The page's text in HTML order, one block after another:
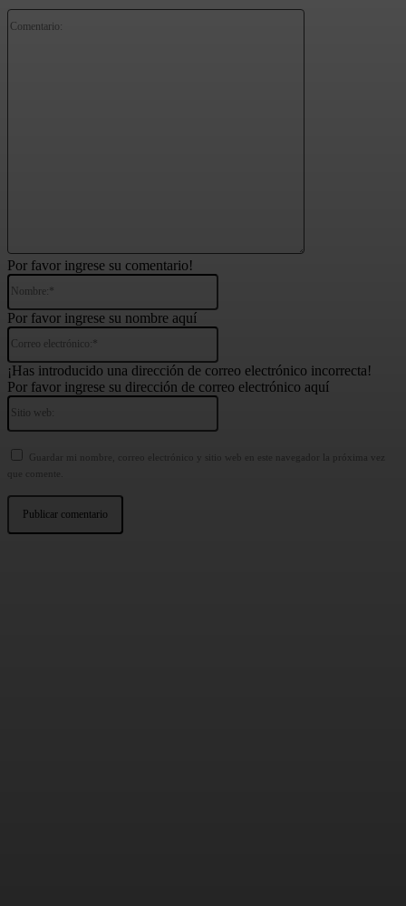
Comentario:
Por favor ingrese su comentario!
Nombre:*
Por favor ingrese su nombre aquí
Correo
¡Has introducido una dirección de correo electrónico incorrecta!
Por favor ingrese su dirección de correo electrónico aquí
Sitio
Guardar mi nombre, correo electrónico y sitio web en este navegador la próxima vez
que comente.